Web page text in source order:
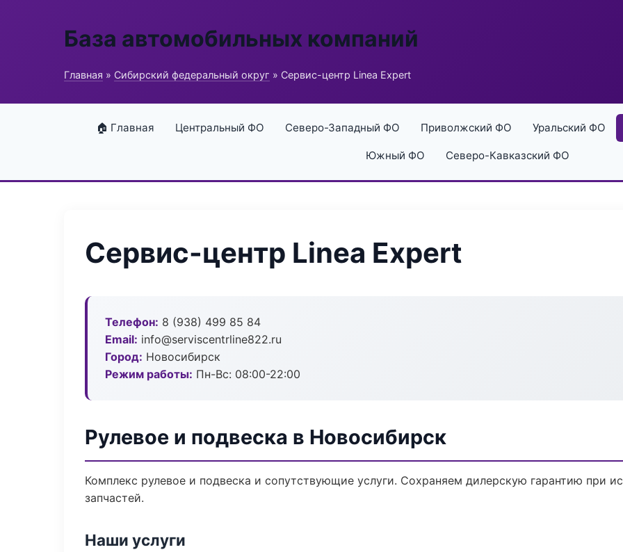
База автомобильных компаний
Главная » Сибирский федеральный округ » Сервис-центр Linea Expert
🏠 Главная Центральный ФО Северо-Западный ФО Приволжский ФО Уральский ФО
Южный ФО Северо-Кавказский ФО
Сервис-центр Linea Expert
Телефон: 8 (938) 499 85 84
Email: info@serviscentrline822.ru
Город: Новосибирск
Режим работы: Пн-Вс: 08:00-22:00
Рулевое и подвеска в Новосибирск
Комплекс рулевое и подвеска и сопутствующие услуги. Сохраняем дилерскую гарантию при
запчастей.
Наши услуги